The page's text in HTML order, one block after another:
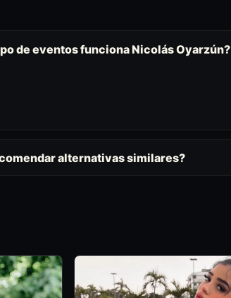
de eventos funciona Nicolás Oyarzún?
alternativas similares?